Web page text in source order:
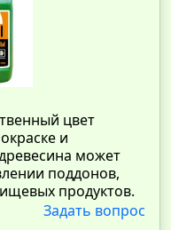
цвет
и
может
поддонов,
продуктов.
Задать вопрос